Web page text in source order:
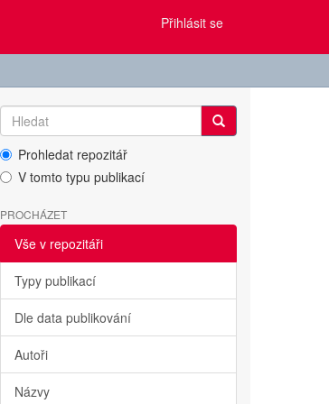
Přihlásit se
Prohledat repozitář
V tomto typu publikací
PROCHÁZET
Vše v repozitáři
Typy publikací
Dle data publikování
Autoři
Názvy